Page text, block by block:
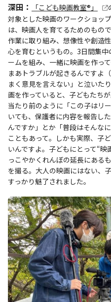
深田： 「こども映画教室®️」
対象とした映画のワークショッ
は、映画人を育てるためのもの
作業に取り組み、想像性や創造
心を育むというもの。3日間集
ームを組み、一緒に映画を作っ
まあトラブルが起きるんですよ
まく意見を言えない」と泣いた
画を作っていると、子どもたち
当たり前のように「この子はリ
いても、保護者に内容を報告し
んですか」とか「普段はそんな
こともあって。しかも実際、子
いんですよ。子どもにとって“
っこやかくれんぼの延長にある
を撮る。大人の映画にはない、
すっかり魅了されました。